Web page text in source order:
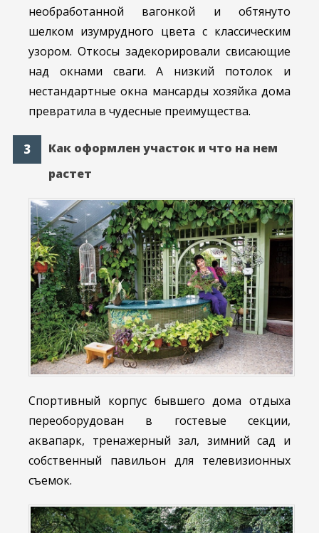
необработанной вагонкой и обтянуто
шелком изумрудного цвета с классическим
узором. Откосы задекорировали свисающие
над окнами сваги. А низкий потолок и
нестандартные окна мансарды хозяйка дома
превратила в чудесные преимущества.
Как оформлен участок и что на нем
растет
Спортивный корпус бывшего дома отдыха
переоборудован в гостевые секции,
аквапарк, тренажерный зал, зимний сад и
собственный павильон для телевизионных
съемок.